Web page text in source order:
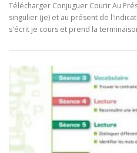
Télécharger Conjuguer Courir Au
singulier (je) et au présent de
s'écrit je cours et prend la